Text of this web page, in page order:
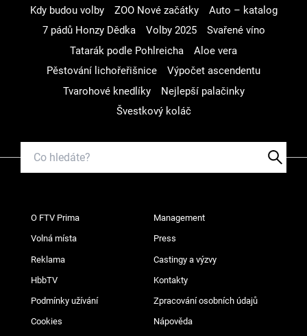
Kdy budou volby
ZOO Nové začátky
Auto – katalog
7 pádů Honzy Dědka
Volby 2025
Svařené víno
Tatarák podle Pohlreicha
Aloe vera
Pěstování lichořeřišnice
Výpočet ascendentu
Tvarohové knedlíky
Nejlepší palačinky
Švestkový koláč
O FTV Prima Management
Volná místa Press
Reklama Castingy a výzvy
HbbTV Kontakty
Podmínky užívání Zpracování osobních údajů
Cookies Nápověda